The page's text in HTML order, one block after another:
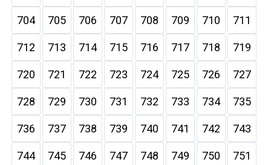
704 705 706 707 708 709 710 711
712 713 714 715 716 717 718 719
720 721 722 723 724 725 726 727
728 729 730 731 732 733 734 735
736 737 738 739 740 741 742 743
744 745 746 747 748 749 750 751